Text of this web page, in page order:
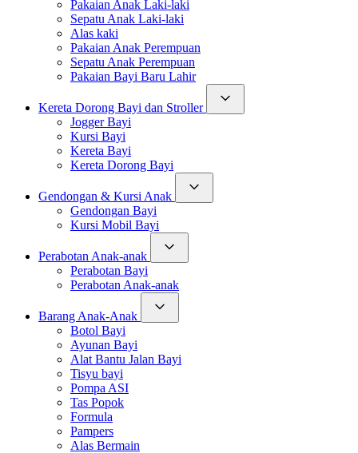
Pakaian Anak Laki-laki
Sepatu Anak Laki-laki
Alas kaki
Pakaian Anak Perempuan
Sepatu Anak Perempuan
Pakaian Bayi Baru Lahir
Kereta Dorong Bayi dan Stroller
Jogger Bayi
Kursi Bayi
Kereta Bayi
Kereta Dorong Bayi
Gendongan & Kursi Anak
Gendongan Bayi
Kursi Mobil Bayi
Perabotan Anak-anak
Perabotan Bayi
Perabotan Anak-anak
Barang Anak-Anak
Botol Bayi
Ayunan Bayi
Alat Bantu Jalan Bayi
Tisyu bayi
Pompa ASI
Tas Popok
Formula
Pampers
Alas Bermain